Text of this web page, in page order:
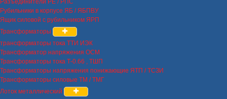
Разъединители РЕ / РПС
Рубильники в корпусе ЯБ / ЯБПВУ
Ящик силовой с рубильником ЯРП
Трансформаторы
трансформаторы тока ТТИ ИЭК
Трансформатор напряжения ОСМ
Трансформаторы тока Т-0.66 , ТШП
Трансформаторы напряжения понижающие ЯТП / ТСЗИ
Трансформаторы силовые ТМ / ТМГ
Лоток металлический